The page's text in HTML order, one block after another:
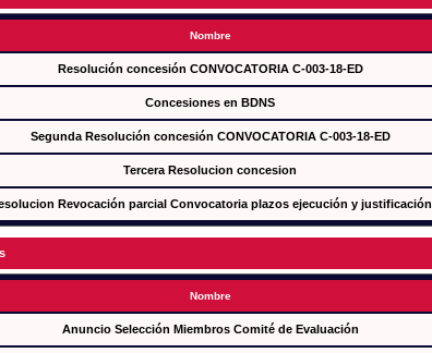
Nombre
Resolución concesión CONVOCATORIA C-003-18-ED
Concesiones en BDNS
Segunda Resolución concesión CONVOCATORIA C-003-18-ED
Tercera Resolucion concesion
Revocación parcial Convocatoria plazos ejecución y justificación
Nombre
Anuncio Selección Miembros Comité de Evaluación